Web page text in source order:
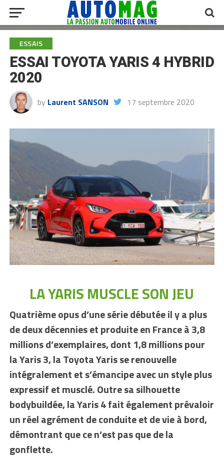
ESSAIS
ESSAI TOYOTA YARIS 4 HYBRID
2020
by Laurent SANSON 17 septembre 2020
LA YARIS MUSCLE SON JEU
Quatrième opus d’une série débutée il y a plus
de deux décennies et produite en France à 3,8
millions d’exemplaires, dont 1,8 millions pour
la Yaris 3, la Toyota Yaris se renouvelle
intégralement et s’émancipe avec un style plus
expressif et musclé. Outre sa silhouette
bodybuildée, la Yaris 4 fait également prévaloir
un réel agrément de conduite et de vie à bord,
démontrant que ce n’est pas que de la
gonflette.